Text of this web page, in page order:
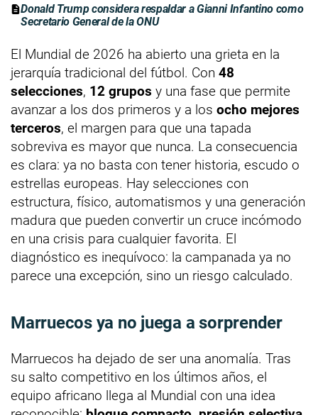
Donald Trump considera respaldar a Gianni Infantino como
Secretario General de la ONU
El Mundial de 2026 ha abierto una grieta en la
jerarquía tradicional del fútbol. Con 48
selecciones, 12 grupos y una fase que permite
avanzar a los dos primeros y a los ocho mejores
terceros, el margen para que una tapada
sobreviva es mayor que nunca. La consecuencia
es clara: ya no basta con tener historia, escudo o
estrellas europeas. Hay selecciones con
estructura, físico, automatismos y una generación
madura que pueden convertir un cruce incómodo
en una crisis para cualquier favorita. El
diagnóstico es inequívoco: la campanada ya no
parece una excepción, sino un riesgo calculado.
Marruecos ya no juega a sorprender
Marruecos ha dejado de ser una anomalía. Tras
su salto competitivo en los últimos años, el
equipo africano llega al Mundial con una idea